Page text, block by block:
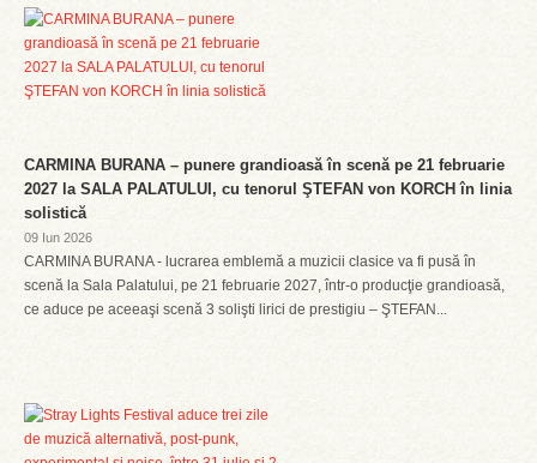
CARMINA BURANA – punere grandioasă în scenă pe 21 februarie
2027 la SALA PALATULUI, cu tenorul ŞTEFAN von KORCH în linia
solistică
09 Iun 2026
CARMINA BURANA - lucrarea emblemă a muzicii clasice va fi pusă în
scenă la Sala Palatului, pe 21 februarie 2027, într-o producţie grandioasă,
ce aduce pe aceeaşi scenă 3 solişti lirici de prestigiu – ŞTEFAN...